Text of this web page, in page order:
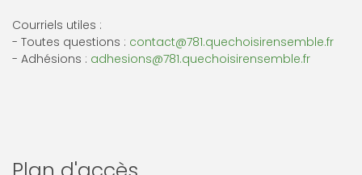
Courriels utiles :
- Toutes questions : contact@781.quechoisirensemble.fr
- Adhésions : adhesions@781.quechoisirensemble.fr